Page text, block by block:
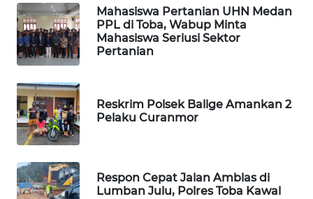
Mahasiswa Pertanian UHN Medan
PPL di Toba, Wabup Minta
Mahasiswa Seriusi Sektor
Pertanian
Reskrim Polsek Balige Amankan 2
Pelaku Curanmor
Respon Cepat Jalan Amblas di
Lumban Julu, Polres Toba Kawal
NEWS
METRO
MEDAN
METRO
JAKARTA
NEWS
KRT
NEWS